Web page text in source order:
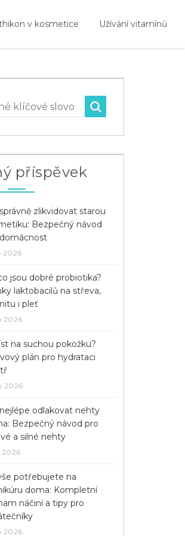
v kosmetice Užívání vitamínů
klíčové slovo
příspěvek
zlikvidovat starou
Bezpečný návod
2026
jsou dobré probiotika?
laktobacilů na střeva,
i pleť
2026
na suchou pokožku?
plán pro hydrataci
2026
odlakovat nehty
Bezpečný návod pro
a silné nehty
2026
potřebujete na
doma: Kompletní
náčiní a tipy pro
2026